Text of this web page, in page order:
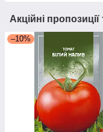
Акційні
–10%